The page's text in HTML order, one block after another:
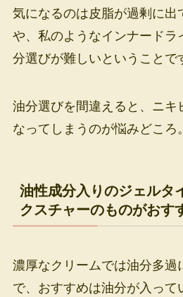
気になるのは皮脂が過剰に出
や、私のようなインナードラ
分選びが難しいということで
油分選びを間違えると、ニキ
なってしまうのが悩みどころ。
油性成分入りのジェルタ
クスチャーのものがおす
濃厚なクリームでは油分多過
で、おすすめは油分が入って